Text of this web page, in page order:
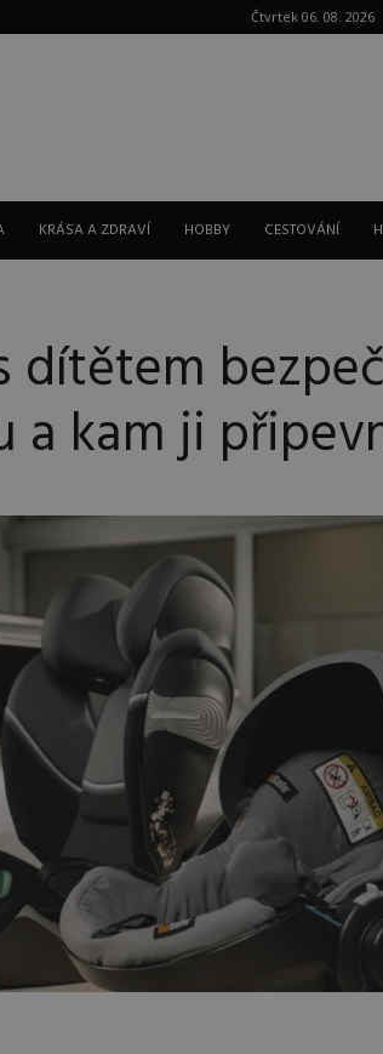
Čtvrtek 06. 08. 2026
KRÁSA A ZDRAVÍ HOBBY CESTOVÁNÍ
dítětem
a kam ji